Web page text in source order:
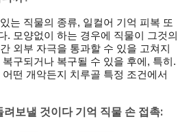
는 직물의 종류, 일컬어 기억 피복 또
. 모양없이 하는 경우에 직물이 그것의
외부 자극을 통과할 수 있을 고쳐지
구되거나 복구될 수 있을 후에, 특히.
떤 개악든지 치루골 특정 조건에서
려보낼 것이다 기억 직물 손 접촉: